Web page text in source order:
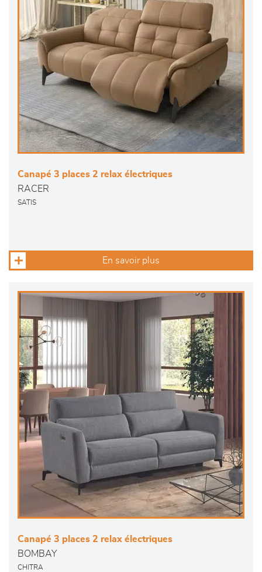
Canapé 3 places 2 relax électriques
RACER
SATIS
En savoir plus
Canapé 3 places 2 relax électriques
BOMBAY
CHITRA